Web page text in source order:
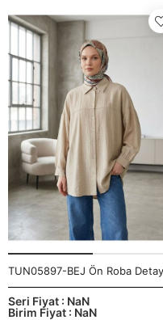
Birim Fiyat : NaN
Seri Fiyat : NaN